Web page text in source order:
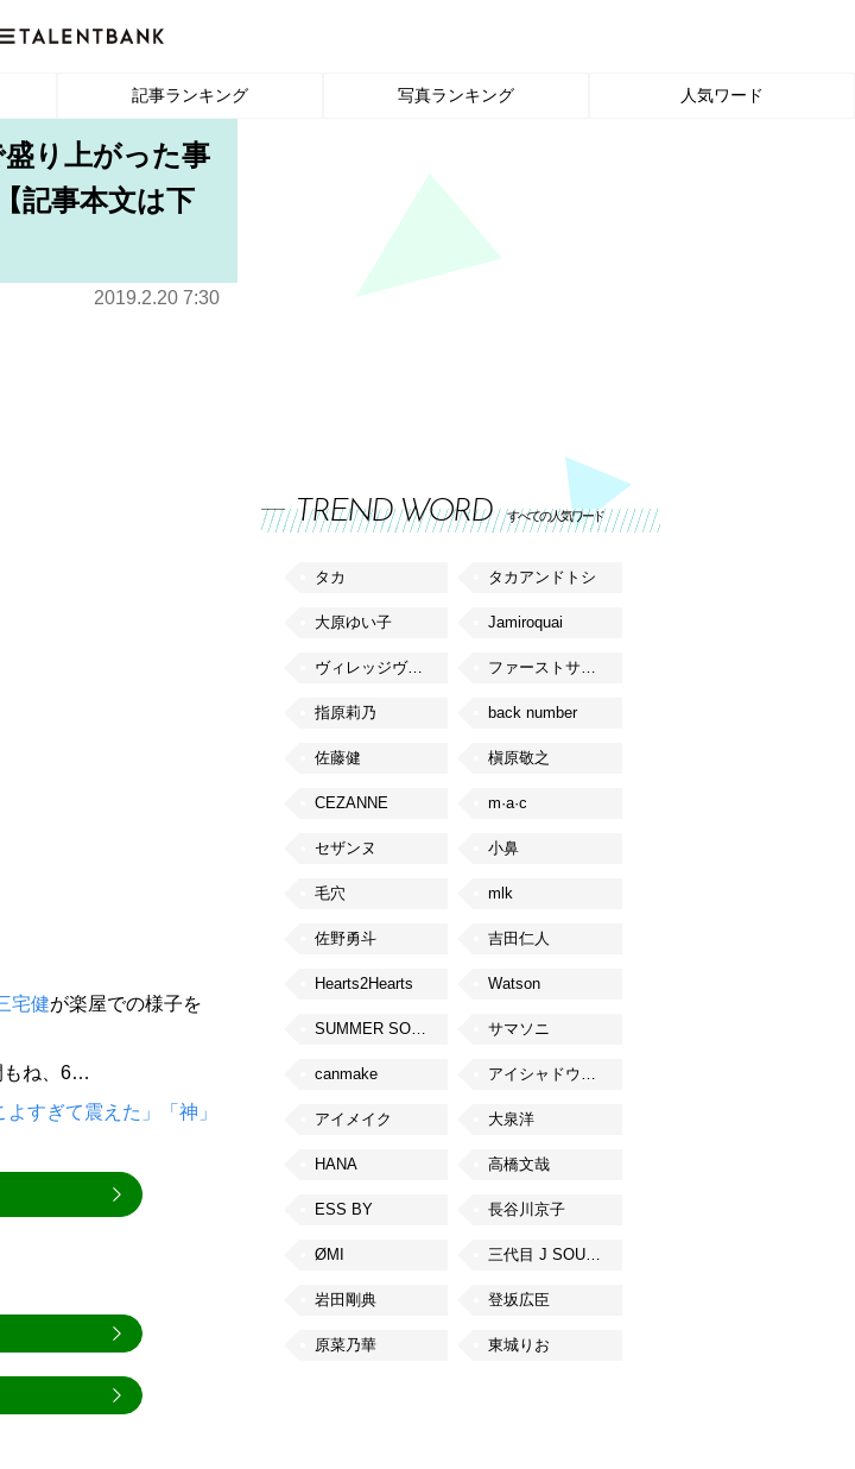
記事ランキング 写真ランキング 人気ワード
盛り上がった事
記事本文は下
2019.2.20 7:30
宅健が楽屋での様子を
もね、6…
すぎて震えた」「神」
TREND WORD すべての人気ワード
タカ タカアンドトシ
大原ゆい子 Jamiroquai
ヴィレッジヴァンガード ファーストサマーウイカ
指原莉乃 back number
佐藤健 槇原敬之
CEZANNE m·a·c
セザンヌ 小鼻
毛穴 mlk
佐野勇斗 吉田仁人
Hearts2Hearts Watson
SUMMER SONIC サマソニ
canmake アイシャドウベース
アイメイク 大泉洋
HANA 高橋文哉
ESS BY 長谷川京子
ØMI 三代目 J SOUL BROTHERS from EXILE TRIBE
岩田剛典 登坂広臣
原菜乃華 東城りお